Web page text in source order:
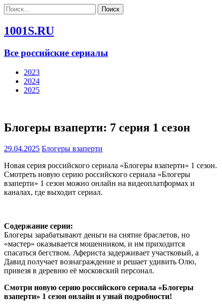
Найти:
1001S.RU
Все российские сериалы
2023
2024
2025
Блогеры взаперти: 7 серия 1 сезон
29.04.2025 Блогеры взаперти
Новая серия российского сериала «Блогеры взаперти» 1 сезон.
Смотреть новую серию российского сериала «Блогеры
взаперти» 1 сезон можно онлайн на видеоплатформах и
каналах, где выходит сериал.
Содержание серии:
Блогеры зарабатывают деньги на снятие браслетов, но
«мастер» оказывается мошенником, и им приходится
спасаться бегством. Афериста задерживает участковый, а
Давид получает вознаграждение и решает удивить Олю,
привезя в деревню её московский персонал.
Смотри новую серию российского сериала «Блогеры
взаперти» 1 сезон онлайн и узнай подробности!